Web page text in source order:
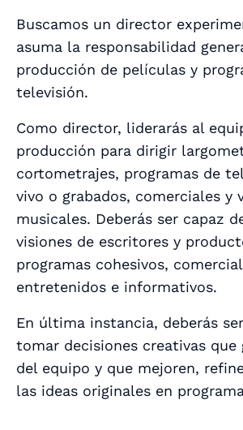
Buscamos un director
asuma la responsabilidad
producción de películas y
televisión.
Como director, liderarás al
producción para dirigir
cortometrajes, programas de
vivo o grabados, comerciales y
musicales. Deberás ser capaz
visiones de escritores y
programas cohesivos,
entretenidos e informativos.
En última instancia, deberás
tomar decisiones creativas que
del equipo y que mejoren,
las ideas originales en